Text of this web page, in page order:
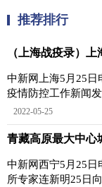
推荐排行
中新网上海5月25日
疫情防控工作新闻
示，24日，上海
2022-05-25
青藏高原最大中心
中新网西宁5月25
所专家连新明25日